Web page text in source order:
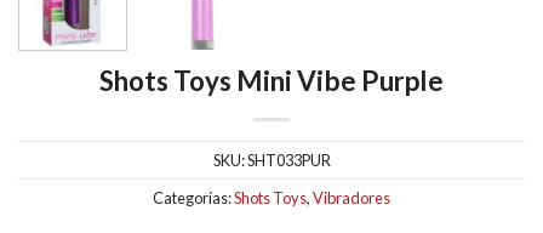
Shots Toys Mini Vibe Purple
SKU:SHT033PUR
Categorías:Shots Toys,Vibradores